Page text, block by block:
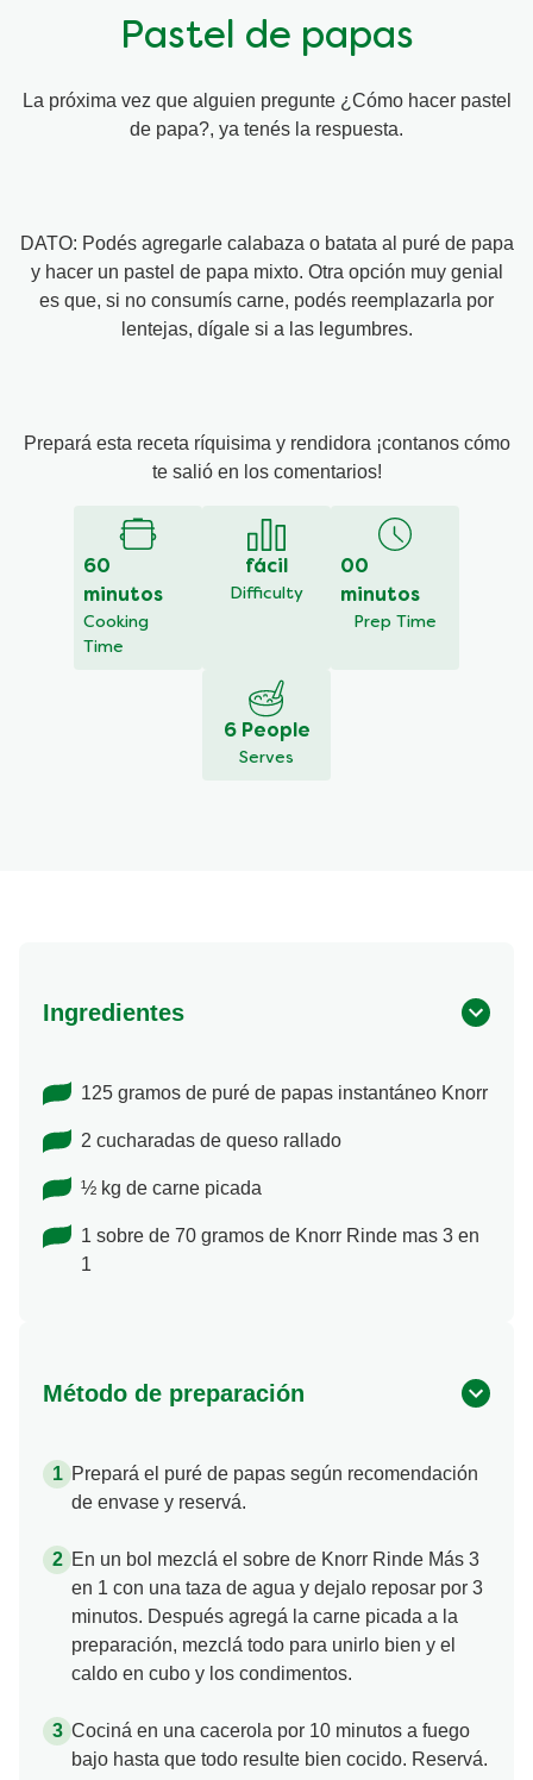
Organic stock pots
Gravy pots
Aromat
Organic stock pots
Gravy pots
Aromat
Pastel de papas
La próxima vez que alguien pregunte ¿Cómo hacer pastel
de papa?, ya tenés la respuesta.
DATO: Podés agregarle calabaza o batata al puré de papa
y hacer un pastel de papa mixto. Otra opción muy genial
es que, si no consumís carne, podés reemplazarla por
lentejas, dígale si a las legumbres.
Prepará esta receta ríquisima y rendidora ¡contanos cómo
te salió en los comentarios!
60
minutos
Cooking
Time
fácil
Difficulty
00
minutos
Prep Time
6 People
Serves
Ingredientes
125 gramos de puré de papas instantáneo Knorr
2 cucharadas de queso rallado
½ kg de carne picada
1 sobre de 70 gramos de Knorr Rinde mas 3 en
1
Método de preparación
Prepará el puré de papas según recomendación
de envase y reservá.
En un bol mezclá el sobre de Knorr Rinde Más 3
en 1 con una taza de agua y dejalo reposar por 3
minutos. Después agregá la carne picada a la
preparación, mezclá todo para unirlo bien y el
caldo en cubo y los condimentos.
Cociná en una cacerola por 10 minutos a fuego
bajo hasta que todo resulte bien cocido. Reservá.